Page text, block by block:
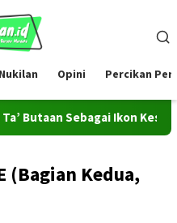
Nukilan Opini Percikan
Sebagai Ikon Kesenian dan
(Bagian Kedua,